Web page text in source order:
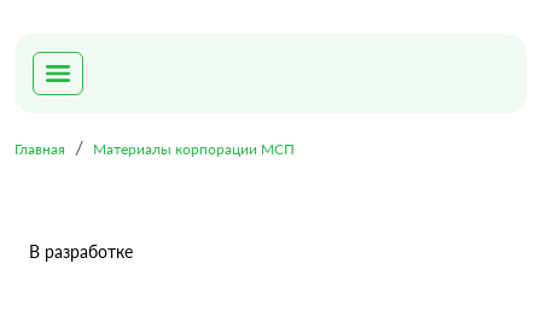
Главная Материалы корпорации МСП
В разработке